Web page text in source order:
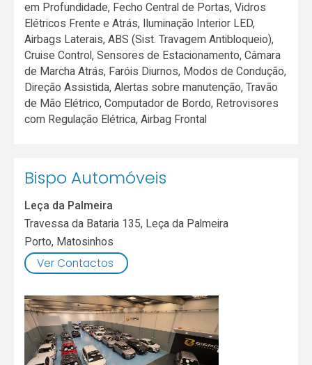
em Profundidade, Fecho Central de Portas, Vidros
Elétricos Frente e Atrás, Iluminação Interior LED,
Airbags Laterais, ABS (Sist. Travagem Antibloqueio),
Cruise Control, Sensores de Estacionamento, Câmara
de Marcha Atrás, Faróis Diurnos, Modos de Condução,
Direção Assistida, Alertas sobre manutenção, Travão
de Mão Elétrico, Computador de Bordo, Retrovisores
com Regulação Elétrica, Airbag Frontal
Bispo Automóveis
Leça da Palmeira
Travessa da Bataria 135, Leça da Palmeira
Porto, Matosinhos
Ver Contactos